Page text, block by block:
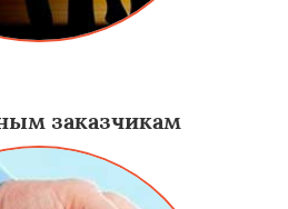
заказчикам